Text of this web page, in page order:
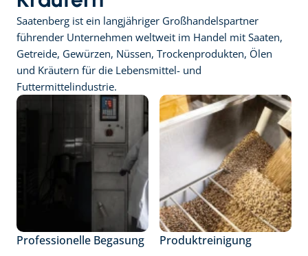
Saatenberg ist ein langjähriger Großhandelspartner
führender Unternehmen weltweit im Handel mit Saaten,
Getreide, Gewürzen, Nüssen, Trockenprodukten, Ölen
und Kräutern für die Lebensmittel- und
Futtermittelindustrie.
Professionelle Begasung Produktreinigung